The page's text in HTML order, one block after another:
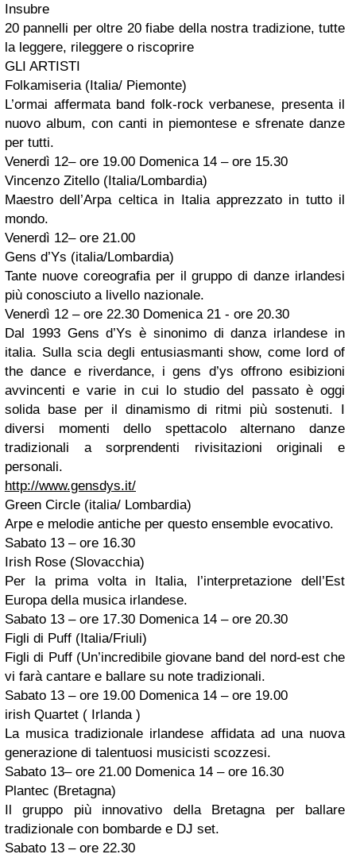
Insubre
20 pannelli per oltre 20 fiabe della nostra tradizione, tutte
la leggere, rileggere o riscoprire
GLI ARTISTI
Folkamiseria (Italia/ Piemonte)
L’ormai affermata band folk-rock verbanese, presenta il
nuovo album, con canti in piemontese e sfrenate danze
per tutti.
Venerdì 12– ore 19.00 Domenica 14 – ore 15.30
Vincenzo Zitello (Italia/Lombardia)
Maestro dell’Arpa celtica in Italia apprezzato in tutto il
mondo.
Venerdì 12– ore 21.00
Gens d’Ys (italia/Lombardia)
Tante nuove coreografia per il gruppo di danze irlandesi
più conosciuto a livello nazionale.
Venerdì 12 – ore 22.30 Domenica 21 - ore 20.30
Dal 1993 Gens d’Ys è sinonimo di danza irlandese in
italia. Sulla scia degli entusiasmanti show, come lord of
the dance e riverdance, i gens d’ys offrono esibizioni
avvincenti e varie in cui lo studio del passato è oggi
solida base per il dinamismo di ritmi più sostenuti. I
diversi momenti dello spettacolo alternano danze
tradizionali a sorprendenti rivisitazioni originali e
personali.
http://www.gensdys.it/
Green Circle (italia/ Lombardia)
Arpe e melodie antiche per questo ensemble evocativo.
Sabato 13 – ore 16.30
Irish Rose (Slovacchia)
Per la prima volta in Italia, l’interpretazione dell’Est
Europa della musica irlandese.
Sabato 13 – ore 17.30 Domenica 14 – ore 20.30
Figli di Puff (Italia/Friuli)
Figli di Puff (Un’incredibile giovane band del nord-est che
vi farà cantare e ballare su note tradizionali.
Sabato 13 – ore 19.00 Domenica 14 – ore 19.00
irish Quartet ( Irlanda )
La musica tradizionale irlandese affidata ad una nuova
generazione di talentuosi musicisti scozzesi.
Sabato 13– ore 21.00 Domenica 14 – ore 16.30
Plantec (Bretagna)
Il gruppo più innovativo della Bretagna per ballare
tradizionale con bombarde e DJ set.
Sabato 13 – ore 22.30